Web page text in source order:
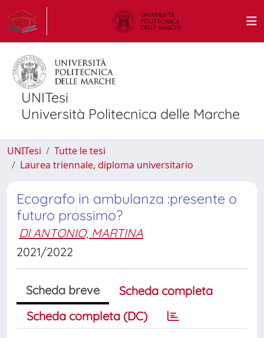
UNITesi
Università Politecnica delle Marche
UNITesi
Tutte le tesi
Laurea triennale, diploma universitario
Ecografo in ambulanza :presente o
futuro prossimo?
DI ANTONIO, MARTINA
2021/2022
Scheda breve
Scheda completa
Scheda completa (DC)